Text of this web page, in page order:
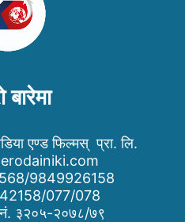
बारेमा
एण्ड फिल्मस् प्रा. लि.
9849926158
077/078
नं. ३२०५-२०७८/७९